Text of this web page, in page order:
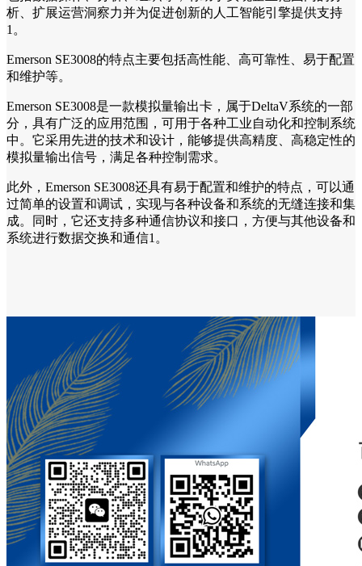
析、扩展运营洞察力并为促进创新的人工智能引擎提供支持
1。
Emerson SE3008的特点主要包括高性能、高可靠性、易于配置
和维护等。
Emerson SE3008是一款模拟量输出卡，属于DeltaV系统的一部
分，具有广泛的应用范围，可用于各种工业自动化和控制系统
中。它采用先进的技术和设计，能够提供高精度、高稳定性的
模拟量输出信号，满足各种控制需求。
此外，Emerson SE3008还具有易于配置和维护的特点，可以通
过简单的设置和调试，实现与各种设备和系统的无缝连接和集
成。同时，它还支持多种通信协议和接口，方便与其他设备和
系统进行数据交换和通信1。